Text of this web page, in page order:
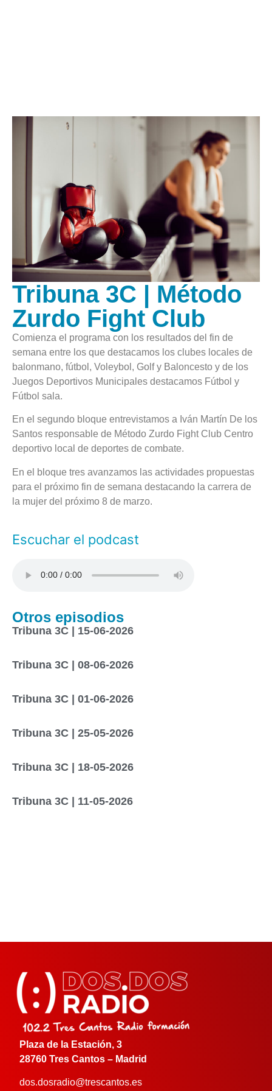
Tribuna 3C | Método
Zurdo Fight Club
Comienza el programa con los resultados del fin de
semana entre los que destacamos los clubes locales de
balonmano, fútbol, Voleybol, Golf y Baloncesto y de los
Juegos Deportivos Municipales destacamos Fútbol y
Fútbol sala.
En el segundo bloque entrevistamos a Iván Martín De los
Santos responsable de Método Zurdo Fight Club Centro
deportivo local de deportes de combate.
En el bloque tres avanzamos las actividades propuestas
para el próximo fin de semana destacando la carrera de
la mujer del próximo 8 de marzo.
Escuchar el podcast
Otros episodios
Tribuna 3C | 15-06-2026
Tribuna 3C | 08-06-2026
Tribuna 3C | 01-06-2026
Tribuna 3C | 25-05-2026
Tribuna 3C | 18-05-2026
Tribuna 3C | 11-05-2026
Plaza de la Estación, 3
28760 Tres Cantos – Madrid
dos.dosradio@trescantos.es